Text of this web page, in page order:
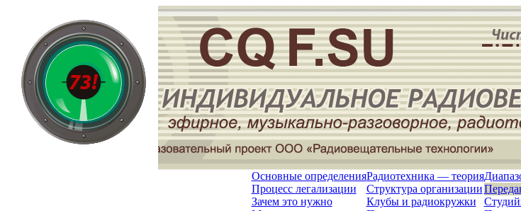
Основные определенияРадиотехника — теория
Процесс легализации
Структура организации
Зачем это нужно
Клубы и радиокружки